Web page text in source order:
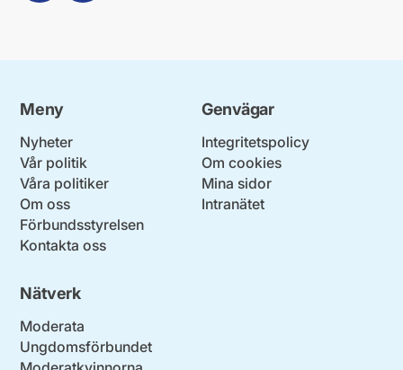
Meny
Nyheter
Vår politik
Våra politiker
Om oss
Förbundsstyrelsen
Kontakta oss
Genvägar
Integritetspolicy
Om cookies
Mina sidor
Intranätet
Nätverk
Moderata
Ungdomsförbundet